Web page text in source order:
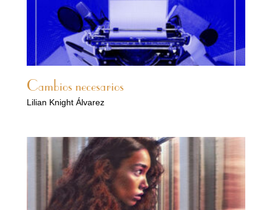
Cambios necesarios
Lilian Knight Álvarez